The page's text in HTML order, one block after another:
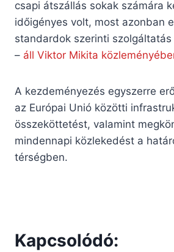
csapi átszállás sokak számára
időigényes volt, most azonban
standardok szerinti
– áll Viktor Mikita
A kezdeményezés egyszerre
az Európai Unió közötti
összeköttetést, valamint
mindennapi közlekedést a
térségben.
Kapcsolódó: